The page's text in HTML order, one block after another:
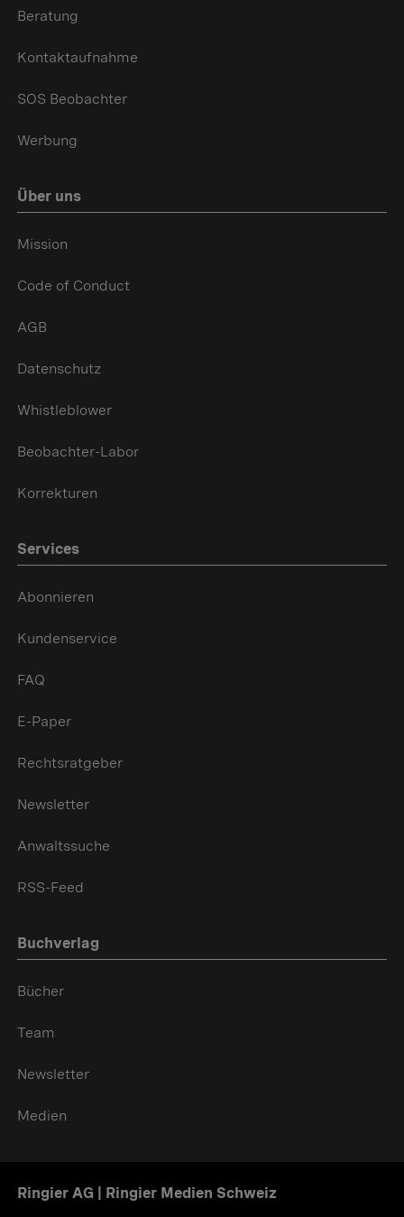
Beratung
Kontaktaufnahme
SOS Beobachter
Werbung
Über uns
Mission
Code of Conduct
AGB
Datenschutz
Whistleblower
Beobachter-Labor
Korrekturen
Services
Abonnieren
Kundenservice
FAQ
E-Paper
Rechtsratgeber
Newsletter
Anwaltssuche
RSS-Feed
Buchverlag
Bücher
Team
Newsletter
Medien
Ringier AG | Ringier Medien Schweiz